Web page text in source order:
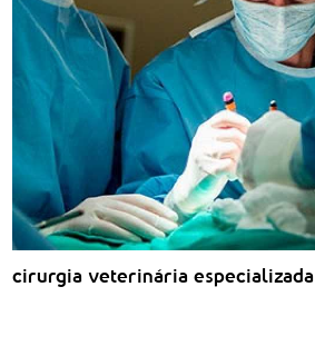
cirurgia veterinária especializada